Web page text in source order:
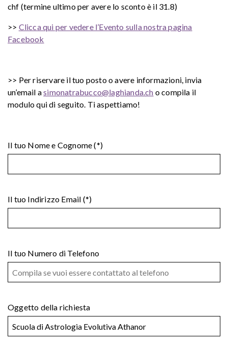
chf (termine ultimo per avere lo sconto è il 31.8)
>> Clicca qui per vedere l’Evento sulla nostra pagina
Facebook
>> Per riservare il tuo posto o avere informazioni, invia
un’email asimonatrabucco@laghianda.ch o compila il
modulo qui di seguito. Ti aspettiamo!
Il tuo Nome e Cognome (*)
Il tuo Indirizzo Email (*)
Il tuo Numero di Telefono
Oggetto della richiesta